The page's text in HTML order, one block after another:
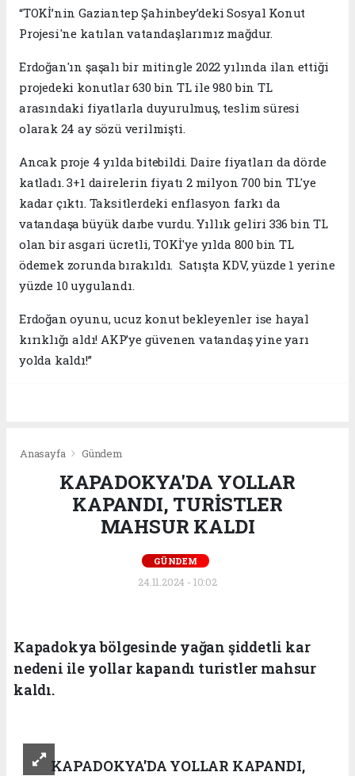
“TOKİ’nin Gaziantep Şahinbey’deki Sosyal Konut
Projesi'ne katılan vatandaşlarımız mağdur.
Erdoğan'ın şaşalı bir mitingle 2022 yılında ilan ettiği
projedeki konutlar 630 bin TL ile 980 bin TL
arasındaki fiyatlarla duyurulmuş, teslim süresi
olarak 24 ay sözü verilmişti.
Ancak proje 4 yılda bitebildi. Daire fiyatları da dörde
katladı. 3+1 dairelerin fiyatı 2 milyon 700 bin TL'ye
kadar çıktı. Taksitlerdeki enflasyon farkı da
vatandaşa büyük darbe vurdu. Yıllık geliri 336 bin TL
olan bir asgari ücretli, TOKİ'ye yılda 800 bin TL
ödemek zorunda bırakıldı. Satışta KDV, yüzde 1 yerine
yüzde 10 uygulandı.
Erdoğan oyunu, ucuz konut bekleyenler ise hayal
kırıklığı aldı! AKP’ye güvenen vatandaş yine yarı
yolda kaldı!”
Anasayfa Gündem
KAPADOKYA'DA YOLLAR
KAPANDI, TURİSTLER
MAHSUR KALDI
GÜNDEM
24.11.2024 - 10:02
Kapadokya bölgesinde yağan şiddetli kar
nedeni ile yollar kapandı turistler mahsur
kaldı.
KAPADOKYA'DA YOLLAR KAPANDI,